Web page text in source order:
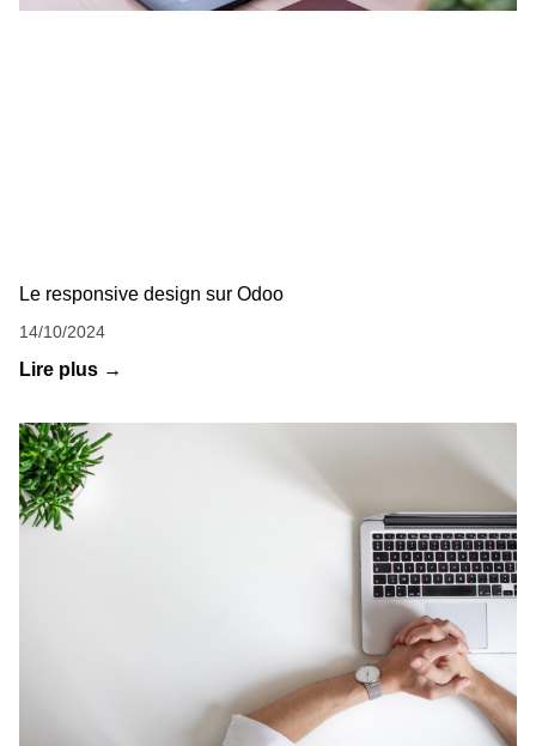
Le responsive design sur Odoo
14/10/2024
Lire plus →